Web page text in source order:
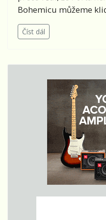
Bohemicu můžeme
Číst dál